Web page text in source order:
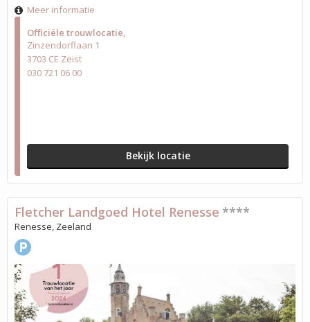
Officiële trouwlocatie
Zinzendorflaan 1
3703 CE Zeist
030 721 06 00
Bekijk locatie
Meer informatie
Fletcher Landgoed Hotel Renesse ****
Renesse, Zeeland